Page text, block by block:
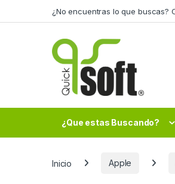
¿No encuentras lo que buscas?
¿Que estas Buscando?
Inicio Apple